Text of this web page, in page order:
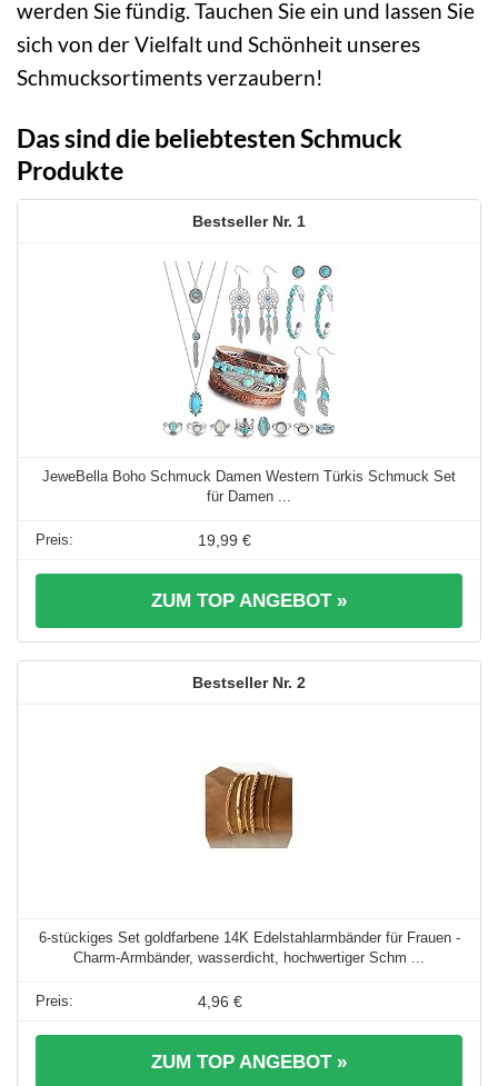
werden Sie fündig. Tauchen Sie ein und lassen Sie
sich von der Vielfalt und Schönheit unseres
Schmucksortiments verzaubern!
Das sind die beliebtesten Schmuck
Produkte
1
JeweBella Boho Schmuck Damen Western Türkis Schmuck Set
für Damen ...
19,99 €
ZUM TOP ANGEBOT »
2
6-stückiges Set goldfarbene 14K Edelstahlarmbänder für Frauen -
Charm-Armbänder, wasserdicht, hochwertiger Schm ...
4,96 €
ZUM TOP ANGEBOT »